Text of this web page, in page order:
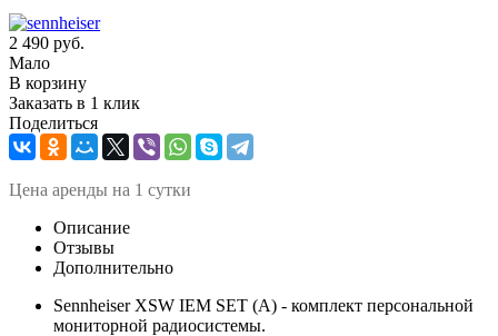
2 490 руб.
Мало
В корзину
Заказать в 1 клик
Поделиться
Цена аренды на 1 сутки
Описание
Отзывы
Дополнительно
Sennheiser XSW IEM SET (А) - комплект персональной
мониторной радиосистемы.